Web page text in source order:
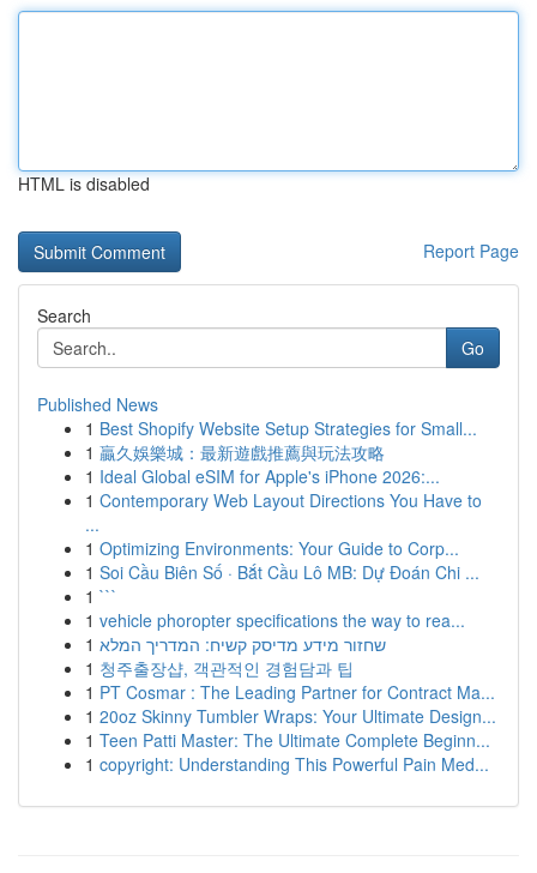
HTML is disabled
Report Page
Search
Go
Published News
1 Best Shopify Website Setup Strategies for Small...
1 贏久娛樂城：最新遊戲推薦與玩法攻略
1 Ideal Global eSIM for Apple's iPhone 2026:...
1 Contemporary Web Layout Directions You Have to
...
1 Optimizing Environments: Your Guide to Corp...
1 Soi Cầu Biên Số · Bắt Cầu Lô MB: Dự Đoán Chi ...
1 ```
1 vehicle phoropter specifications the way to rea...
1 שחזור מידע מדיסק קשיח: המדריך המלא
1 청주출장샵, 객관적인 경험담과 팁
1 PT Cosmar : The Leading Partner for Contract Ma...
1 20oz Skinny Tumbler Wraps: Your Ultimate Design...
1 Teen Patti Master: The Ultimate Complete Beginn...
1 copyright: Understanding This Powerful Pain Med...